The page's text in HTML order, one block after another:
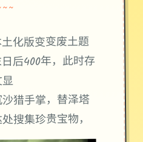
化版变变废土题
后400年，此时存
猎手掌，替泽塔
搜集珍贵宝物，